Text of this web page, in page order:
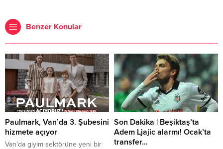
Benzer Konular
Paulmark, Van’da 3. Şubesini
hizmete açıyor
Van’da giyim sektörüne yeni bir
Son Dakika | Beşiktaş’ta
Adem Ljajic alarmı! Ocak’ta
transfer…